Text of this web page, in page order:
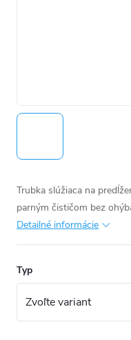
Trubka slúžiaca na
parným čističom bez
Detailné informácie
Typ